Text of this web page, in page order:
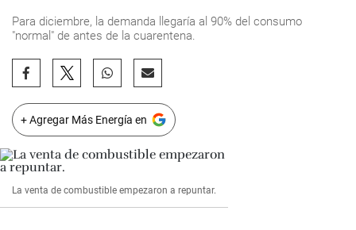
Para diciembre, la demanda llegaría al 90% del consumo
"normal" de antes de la cuarentena.
+ Agregar Más Energía en
La venta de combustible empezaron a repuntar.